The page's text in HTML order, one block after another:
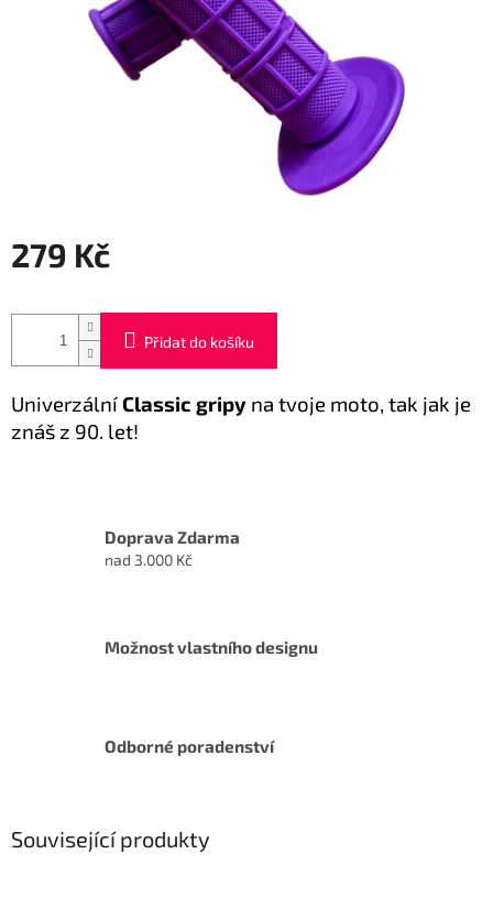
279 Kč
cena:
Přidat do košíku
UniverzálníClassic gripy na tvoje moto, tak jak je
znáš z 90. let!
Doprava Zdarma
nad 3.000 Kč
Možnost vlastního designu
Odborné poradenství
Související produkty